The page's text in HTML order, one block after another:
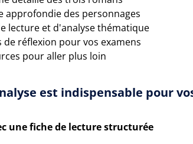
approfondie des personnages
lecture et d'analyse thématique
de réflexion pour vos examens
pour aller plus loin
est indispensable pour
une fiche de lecture structurée